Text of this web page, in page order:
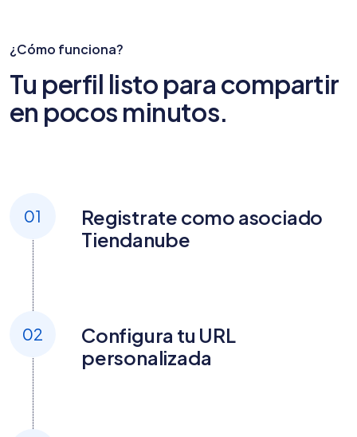
¿Cómo funciona?
Tu perfil listo para compartir
en pocos minutos.
01
Registrate como asociado
Tiendanube
02
Configura tu URL
personalizada